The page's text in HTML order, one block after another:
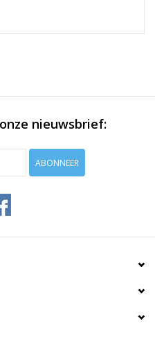
nieuwsbrief:
ABONNEER